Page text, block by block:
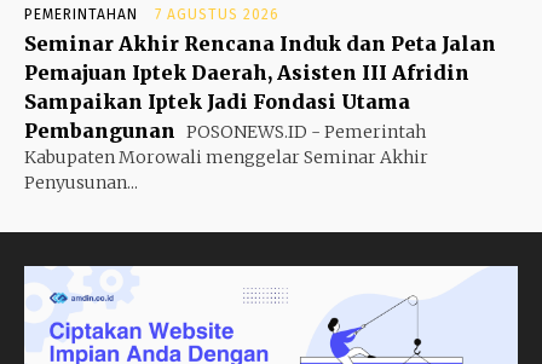
PEMERINTAHAN 7 AGUSTUS 2026
Seminar Akhir Rencana Induk dan Peta Jalan
Pemajuan Iptek Daerah, Asisten III Afridin
Sampaikan Iptek Jadi Fondasi Utama
Pembangunan POSONEWS.ID - Pemerintah
Kabupaten Morowali menggelar Seminar Akhir
Penyusunan...